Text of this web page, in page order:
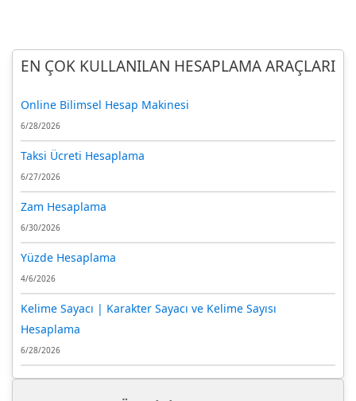
EN ÇOK KULLANILAN HESAPLAMA ARAÇLARI
Online Bilimsel Hesap Makinesi
6/28/2026
Taksi Ücreti Hesaplama
6/27/2026
Zam Hesaplama
6/30/2026
Yüzde Hesaplama
4/6/2026
Kelime Sayacı | Karakter Sayacı ve Kelime Sayısı
Hesaplama
6/28/2026